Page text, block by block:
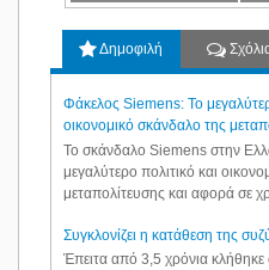
Δημοφιλή
Φάκελος Siemens: Το
οικονομικό σκάνδαλο της
Το σκάνδαλο Siemens στην
μεγαλύτερο πολιτικό και
μεταπολίτευσης και αφορά σε
Συγκλονίζει η κατάθεση της
Έπειτα από 3,5 χρόνια κλήθηκε